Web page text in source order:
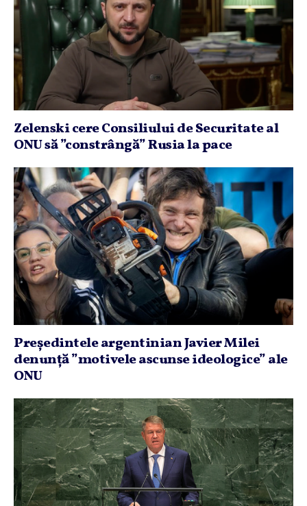
Zelenski cere Consiliului de Securitate al
ONU să ”constrângă” Rusia la pace
Preşedintele argentinian Javier Milei
denunţă ”motivele ascunse ideologice” ale
ONU